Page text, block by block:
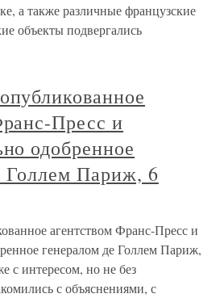
а также различные французские
объекты подвергались
Пресс и
одобренное
Голлем Париж, 6
агентством Франс-Пресс и
генералом де Голлем Париж,
с интересом, но не без
с объяснениями, с